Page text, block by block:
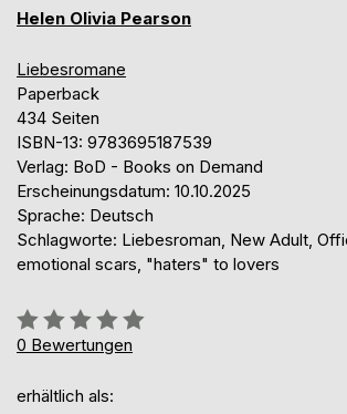
Helen Olivia Pearson
Liebesromane
Paperback
434 Seiten
ISBN-13: 9783695187539
Verlag: BoD - Books on Demand
Erscheinungsdatum: 10.10.2025
Sprache: Deutsch
Schlagworte: Liebesroman, New Adult,
emotional scars, "haters" to lovers
Bewertung::
0%
0 Bewertungen
erhältlich als: